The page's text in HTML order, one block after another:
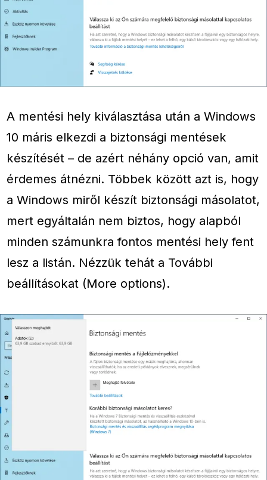
A mentési hely kiválasztása után a Windows
10 máris elkezdi a biztonsági mentések
készítését – de azért néhány opció van, amit
érdemes átnézni. Többek között azt is, hogy
a Windows miről készít biztonsági másolatot,
mert egyáltalán nem biztos, hogy alapból
minden számunkra fontos mentési hely fent
lesz a listán. Nézzük tehát a További
beállításokat (More options).